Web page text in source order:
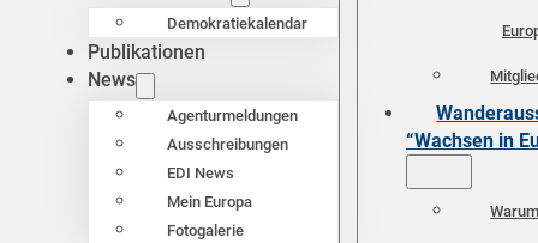
Demokratiekalendar
Publikationen
News
Agenturmeldungen
Ausschreibungen
EDI News
Mein Europa
Fotogalerie
“Wachsen in